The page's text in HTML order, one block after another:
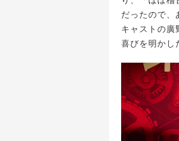
だったので、
キャストの廣
喜びを明かし